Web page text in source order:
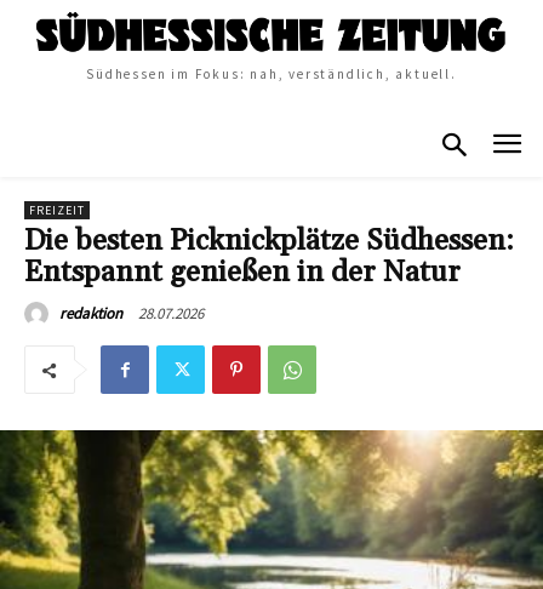
Südhessen im Fokus: nah, verständlich, aktuell.
FREIZEIT
Die besten Picknickplätze Südhessen:
Entspannt genießen in der Natur
redaktion 28.07.2026